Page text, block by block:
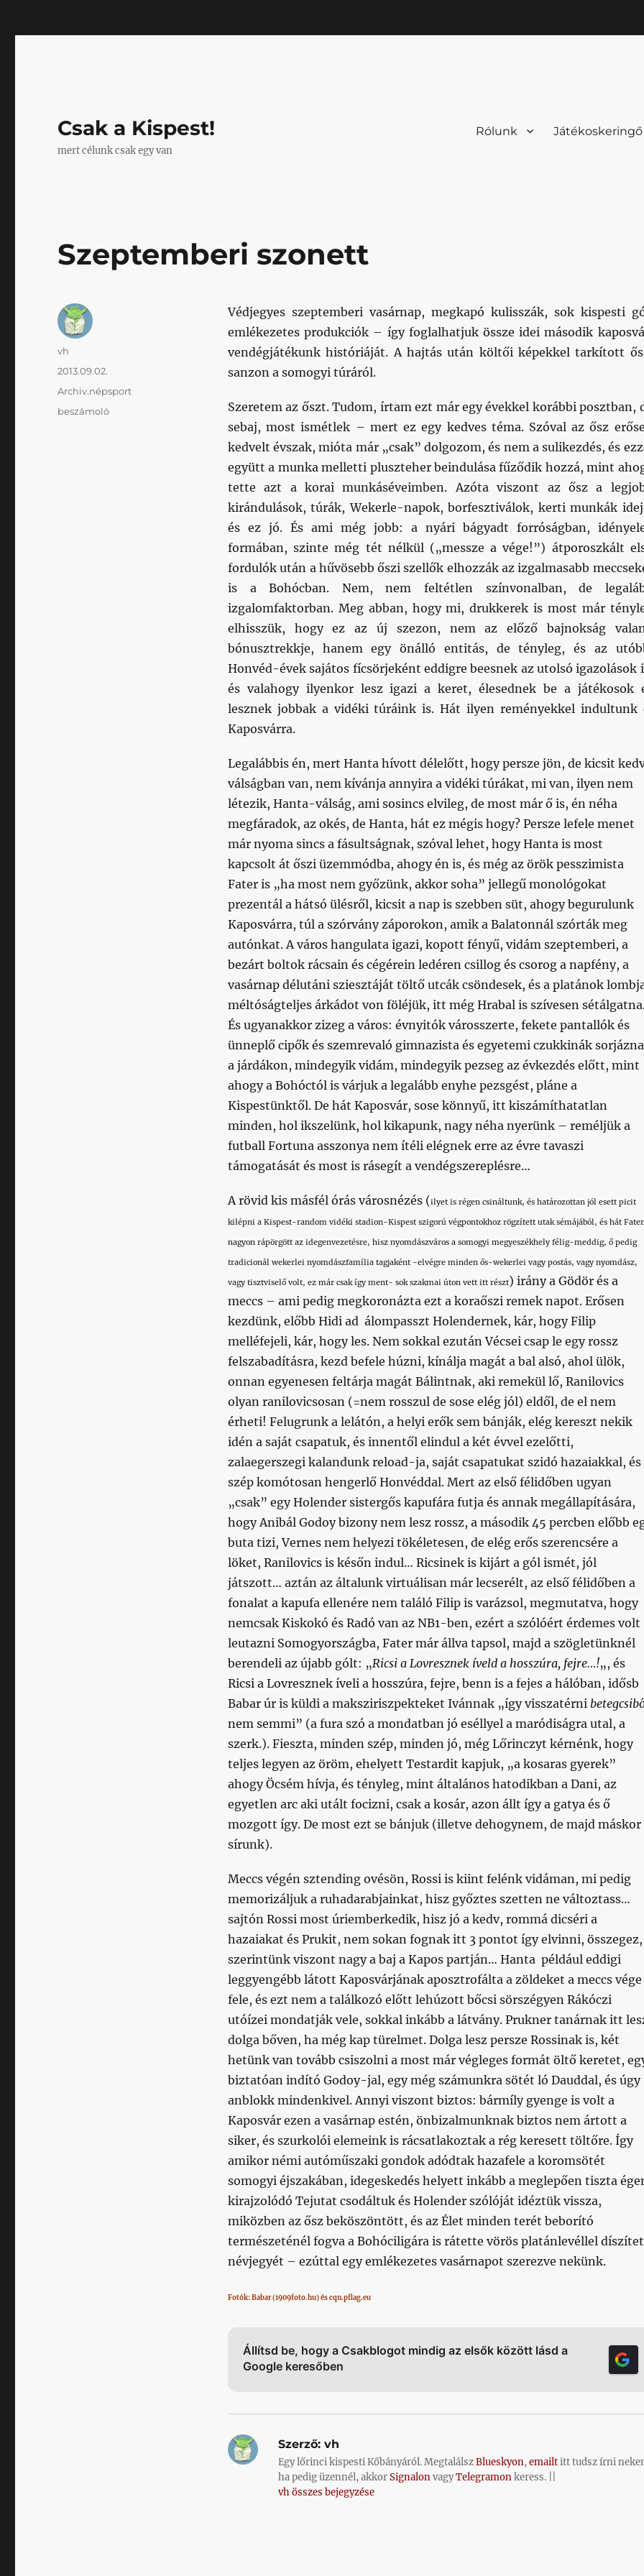
Csak a Kispest!
mert célunk csak egy van
Rólunk Játékoskeringő
Szeptemberi szonett
Védjegyes szeptemberi vasárnap, megkapó kulisszák, sok kispesti
emlékezetes produkciók – így foglalhatjuk össze idei második
vendégjátékunk históriáját. A hajtás után költői képekkel tarkított
sanzon a somogyi túráról.
Szeretem az őszt. Tudom, írtam ezt már egy évekkel korábbi posztban,
sebaj, most ismétlek – mert ez egy kedves téma. Szóval az ősz
kedvelt évszak, mióta már „csak” dolgozom, és nem a sulikezdés, és
együtt a munka melletti pluszteher beindulása fűződik hozzá, mint
tette azt a korai munkáséveimben. Azóta viszont az ősz a
kirándulások, túrák, Wekerle-napok, borfesztiválok, kerti munkák
és ez jó. És ami még jobb: a nyári bágyadt forróságban,
formában, szinte még tét nélkül („messze a vége!”) átporoszkált
fordulók után a hűvösebb őszi szellők elhozzák az izgalmasabb
is a Bohócban. Nem, nem feltétlen színvonalban, de
izgalomfaktorban. Meg abban, hogy mi, drukkerek is most már
elhisszük, hogy ez az új szezon, nem az előző bajnokság
bónusztrekkje, hanem egy önálló entitás, de tényleg, és az
Honvéd-évek sajátos fícsörjeként eddigre beesnek az utolsó igazolások
és valahogy ilyenkor lesz igazi a keret, élesednek be a játékosok
lesznek jobbak a vidéki túráink is. Hát ilyen reményekkel indultunk
Kaposvárra.
Legalábbis én, mert Hanta hívott délelőtt, hogy persze jön, de kicsit
válságban van, nem kívánja annyira a vidéki túrákat, mi van, ilyen nem
létezik, Hanta-válság, ami sosincs elvileg, de most már ő is, én néha
megfáradok, az okés, de Hanta, hát ez mégis hogy? Persze lefele menet
már nyoma sincs a fásultságnak, szóval lehet, hogy Hanta is most
kapcsolt át őszi üzemmódba, ahogy én is, és még az örök pesszimista
Fater is „ha most nem győzünk, akkor soha” jellegű monológokat
prezentál a hátsó ülésről, kicsit a nap is szebben süt, ahogy begurulunk
Kaposvárra, túl a szórvány záporokon, amik a Balatonnál szórták meg
autónkat. A város hangulata igazi, kopott fényű, vidám szeptemberi, a
bezárt boltok rácsain és cégérein ledéren csillog és csorog a napfény, a
vasárnap délutáni sziesztáját töltő utcák csöndesek, és a platánok
méltóságteljes árkádot von föléjük, itt még Hrabal is szívesen
És ugyanakkor zizeg a város: évnyitók városszerte, fekete pantallók és
ünneplő cipők és szemrevaló gimnazista és egyetemi czukkinák
a járdákon, mindegyik vidám, mindegyik pezseg az évkezdés előtt, mint
ahogy a Bohóctól is várjuk a legalább enyhe pezsgést, pláne a
Kispestünktől. De hát Kaposvár, sose könnyű, itt kiszámíthatatlan
minden, hol ikszelünk, hol kikapunk, nagy néha nyerünk – reméljük a
futball Fortuna asszonya nem ítéli elégnek erre az évre tavaszi
támogatását és most is rásegít a vendégszereplésre…
A rövid kis másfél órás városnézés (ilyet is régen csináltunk, és határozottan jól esett picit
kilépni a Kispest-random vidéki stadion-Kispest szigorú végpontokhoz rögzített utak sémájából, és hát Fater
nagyon rápörgött az idegenvezetésre, hisz nyomdászváros a somogyi megyeszékhely félig-meddig, ő pedig
tradicionál wekerlei nyomdászfamília tagjaként -elvégre minden ős-wekerlei vagy postás, vagy nyomdász,
vagy tisztviselő volt, ez már csak így ment- sok szakmai úton vett itt részt) irány a Gödör és a
meccs – ami pedig megkoronázta ezt a koraőszi remek napot. Erősen
kezdünk, előbb Hidi ad álompasszt Holendernek, kár, hogy Filip
melléfejeli, kár, hogy les. Nem sokkal ezután Vécsei csap le egy rossz
felszabadításra, kezd befele húzni, kínálja magát a bal alsó, ahol ülök,
onnan egyenesen feltárja magát Bálintnak, aki remekül lő, Ranilovics
olyan ranilovicsosan (=nem rosszul de sose elég jól) eldől, de el nem
érheti! Felugrunk a lelátón, a helyi erők sem bánják, elég kereszt nekik
idén a saját csapatuk, és innentől elindul a két évvel ezelőtti,
zalaegerszegi kalandunk reload-ja, saját csapatukat szidó hazaiakkal, és
szép komótosan hengerlő Honvéddal. Mert az első félidőben ugyan
„csak” egy Holender sistergős kapufára futja és annak megállapítására,
hogy Anibál Godoy bizony nem lesz rossz, a második 45 percben előbb
buta tizi, Vernes nem helyezi tökéletesen, de elég erős szerencsére a
löket, Ranilovics is későn indul… Ricsinek is kijárt a gól ismét, jól
játszott… aztán az általunk virtuálisan már lecserélt, az első félidőben a
fonalat a kapufa ellenére nem találó Filip is varázsol, megmutatva, hogy
nemcsak Kiskokó és Radó van az NB1-ben, ezért a szólóért érdemes volt
leutazni Somogyországba, Fater már állva tapsol, majd a szögletünknél
berendeli az újabb gólt: „Ricsi a Lovresznek íveld a hosszúra, fejre…!„, és
Ricsi a Lovresznek íveli a hosszúra, fejre, benn is a fejes a hálóban, idősb
Babar úr is küldi a maksziriszpekteket Ivánnak „így visszatérni
nem semmi” (a fura szó a mondatban jó eséllyel a maródiságra utal, a
szerk.). Fieszta, minden szép, minden jó, még Lőrinczyt kérnénk, hogy
teljes legyen az öröm, ehelyett Testardit kapjuk, „a kosaras gyerek”
ahogy Öcsém hívja, és tényleg, mint általános hatodikban a Dani, az
egyetlen arc aki utált focizni, csak a kosár, azon állt így a gatya és ő
mozgott így. De most ezt se bánjuk (illetve dehogynem, de majd máskor
sírunk).
Meccs végén sztending ovésön, Rossi is kiint felénk vidáman, mi pedig
memorizáljuk a ruhadarabjainkat, hisz győztes szetten ne változtass…
sajtón Rossi most úriemberkedik, hisz jó a kedv, rommá dicséri a
hazaiakat és Prukit, nem sokan fognak itt 3 pontot így elvinni, összegez,
szerintünk viszont nagy a baj a Kapos partján… Hanta például eddigi
leggyengébb látott Kaposvárjának aposztrofálta a zöldeket a meccs vége
fele, és ezt nem a találkozó előtt lehúzott bőcsi sörszégyen Rákóczi
utóízei mondatják vele, sokkal inkább a látvány. Prukner tanárnak itt
dolga bőven, ha még kap türelmet. Dolga lesz persze Rossinak is, két
hetünk van tovább csiszolni a most már végleges formát öltő keretet,
biztatóan indító Godoy-jal, egy még számunkra sötét ló Dauddal, és úgy
anblokk mindenkivel. Annyi viszont biztos: bármíly gyenge is volt a
Kaposvár ezen a vasárnap estén, önbizalmunknak biztos nem ártott a
siker, és szurkolói elemeink is rácsatlakoztak a rég keresett töltőre. Így
amikor némi autóműszaki gondok adódtak hazafele a koromsötét
somogyi éjszakában, idegeskedés helyett inkább a meglepően tiszta
kirajzolódó Tejutat csodáltuk és Holender szólóját idéztük vissza,
miközben az ősz beköszöntött, és az Élet minden terét beborító
természeténél fogva a Bohóciligára is rátette vörös platánlevéllel
névjegyét – ezúttal egy emlékezetes vasárnapot szerezve nekünk.
Fotók: Babar (1909foto.hu) és cqn.pflag.eu
Állítsd be, hogy a Csakblogot mindig az elsők között lásd a
Google keresőben
Szerző:vh
Egy lőrinci kispesti Kőbányáról. MegtalálszBlueskyon,emailtitt tudsz írni
ha pedig üzennél, akkorSignalonvagyTelegramonkeress. ||
vh összes bejegyzése
Szerző
vh
Közzétéve
2013.09.02.
Kategória
Archiv.népsport
Címke
beszámoló